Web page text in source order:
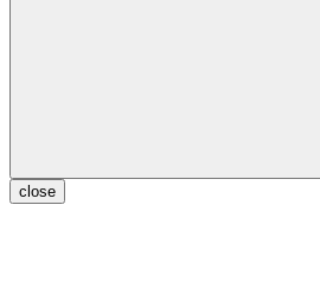
close